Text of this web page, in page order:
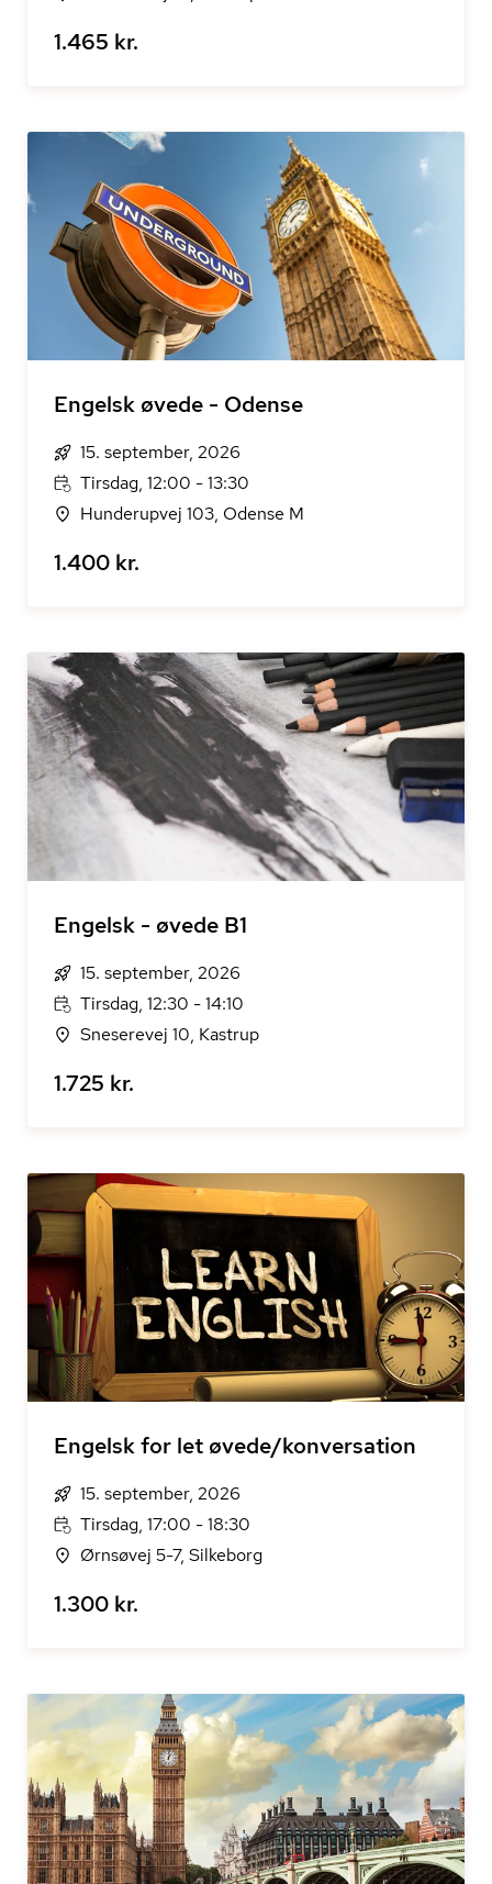
1.465 kr.
Engelsk øvede - Odense
15. september, 2026
Tirsdag, 12:00 - 13:30
Hunderupvej 103, Odense M
1.400 kr.
Engelsk - øvede B1
15. september, 2026
Tirsdag, 12:30 - 14:10
Sneserevej 10, Kastrup
1.725 kr.
Engelsk for let øvede/konversation
15. september, 2026
Tirsdag, 17:00 - 18:30
Ørnsøvej 5-7, Silkeborg
1.300 kr.